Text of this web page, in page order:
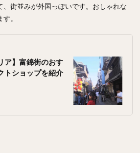
、街並みが外国っぽいです。おしゃれな
。
ア】富錦街のおす
トショップを紹介